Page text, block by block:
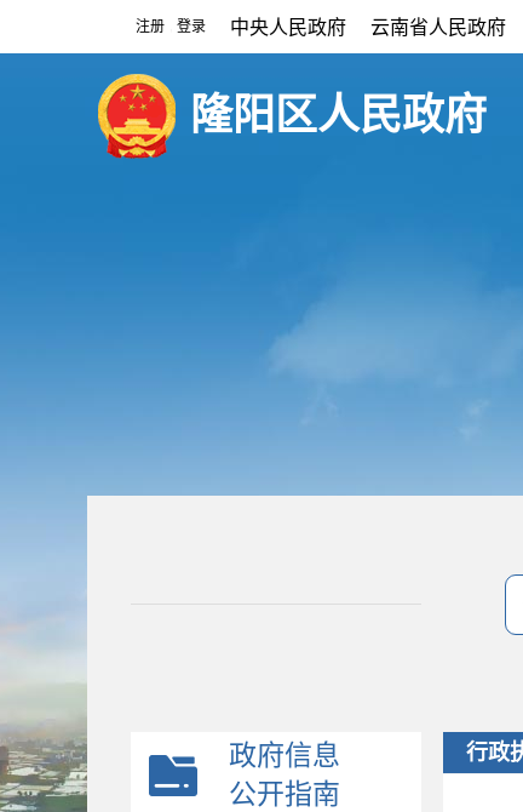
注册 登录 中央人民政府 云南省人民政府
隆阳区人民政府
政府信息
公开指南
行政